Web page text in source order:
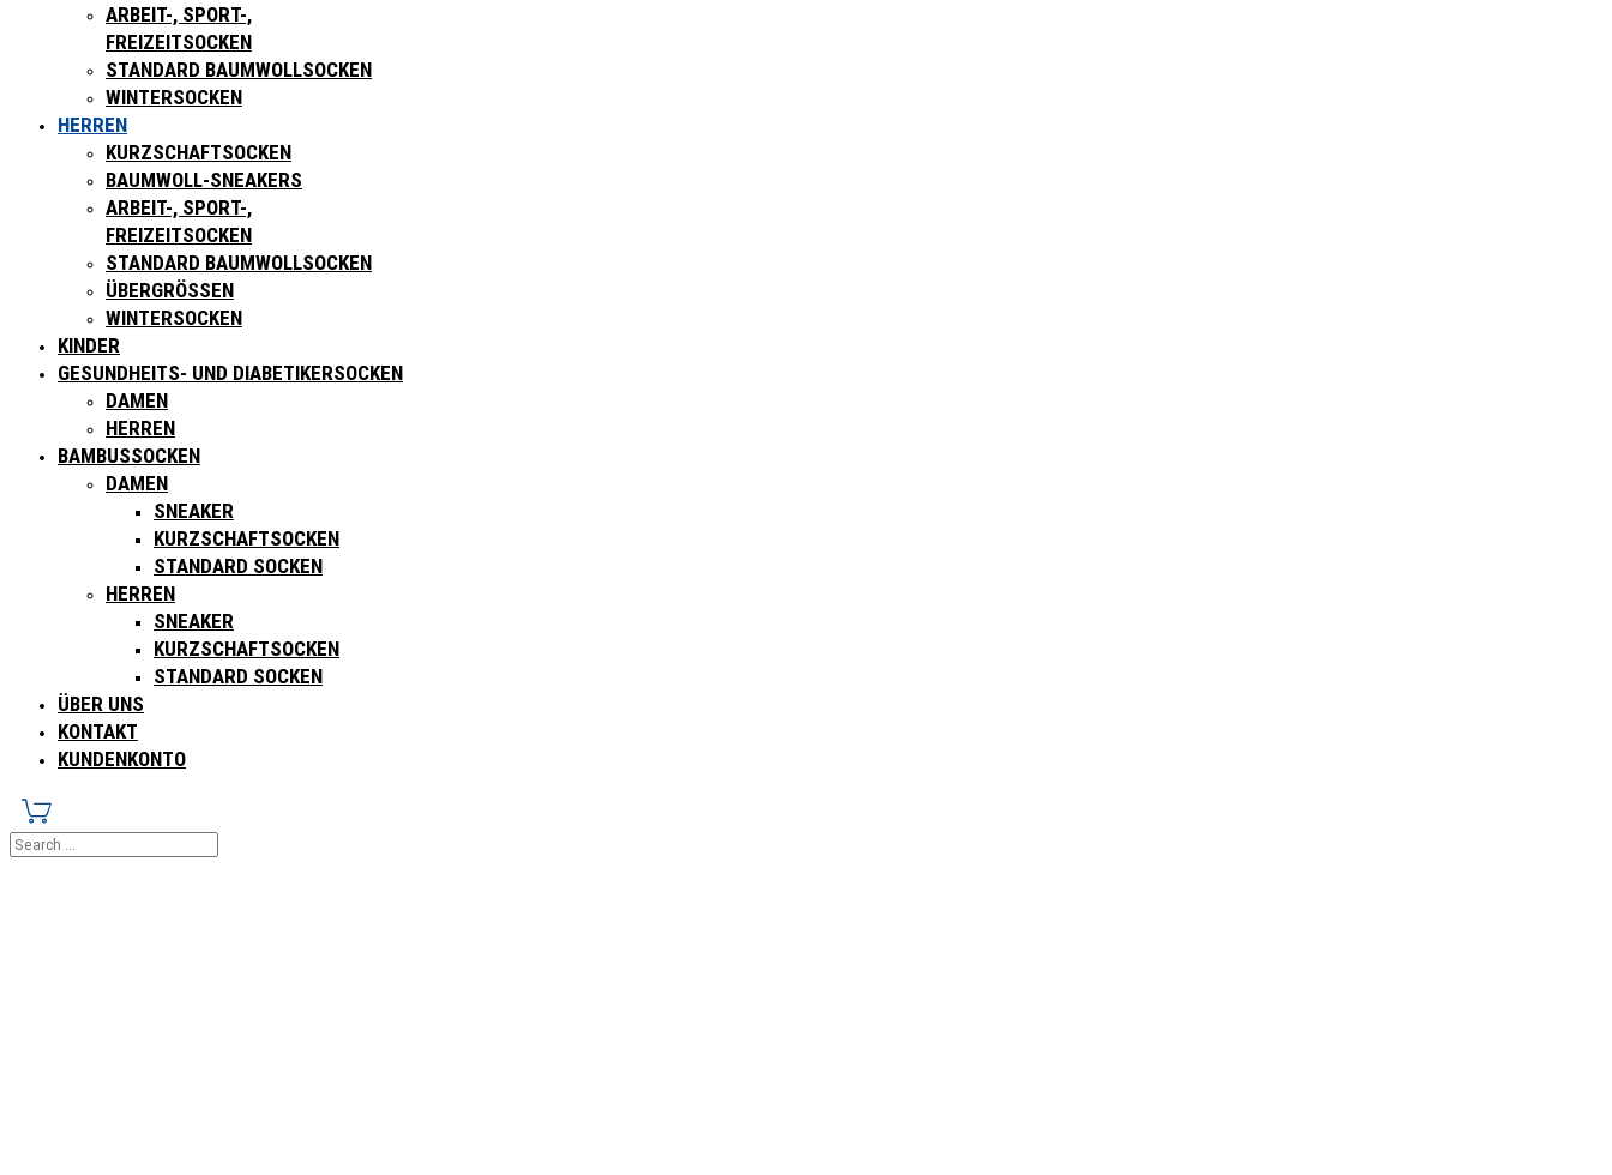
ARBEIT-, SPORT-,
FREIZEITSOCKEN
STANDARD BAUMWOLLSOCKEN
WINTERSOCKEN
HERREN
KURZSCHAFTSOCKEN
BAUMWOLL-SNEAKERS
ARBEIT-, SPORT-,
FREIZEITSOCKEN
STANDARD BAUMWOLLSOCKEN
ÜBERGRÖSSEN
WINTERSOCKEN
KINDER
GESUNDHEITS- UND DIABETIKERSOCKEN
DAMEN
HERREN
BAMBUSSOCKEN
DAMEN
SNEAKER
KURZSCHAFTSOCKEN
STANDARD SOCKEN
HERREN
SNEAKER
KURZSCHAFTSOCKEN
STANDARD SOCKEN
ÜBER UNS
KONTAKT
KUNDENKONTO